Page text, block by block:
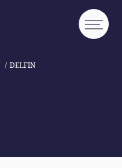
DELFIN